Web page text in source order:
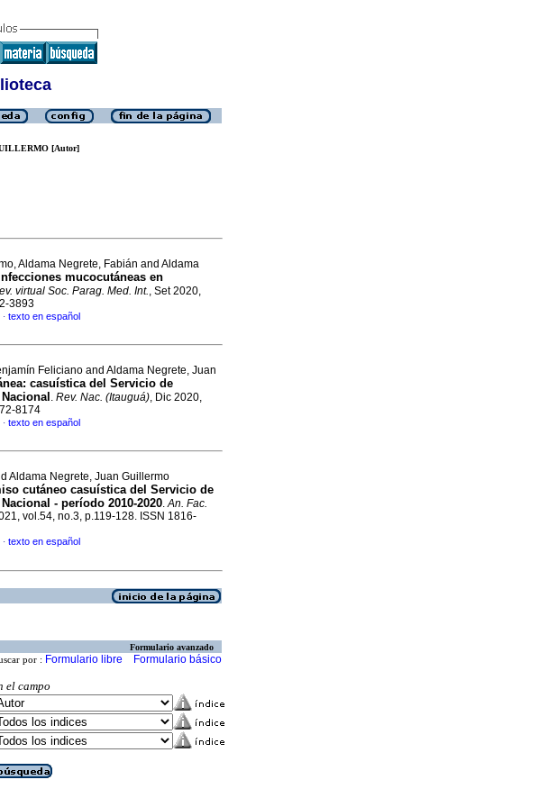
[Autor]
Aldama Negrete, Fabián and Aldama
Infecciones mucocutáneas en
virtual Soc. Parag. Med. Int., Set 2020,
3893
· texto en español
Feliciano and Aldama Negrete, Juan
casuística del Servicio de
. Rev. Nac. (Itauguá), Dic 2020,
8174
· texto en español
Aldama Negrete, Juan Guillermo
cutáneo casuística del Servicio de
- período 2010-2020.An. Fac.
vol.54, no.3, p.119-128. ISSN 1816-
· texto en español
Formulario avanzado
por : Formulario libre Formulario básico
el campo